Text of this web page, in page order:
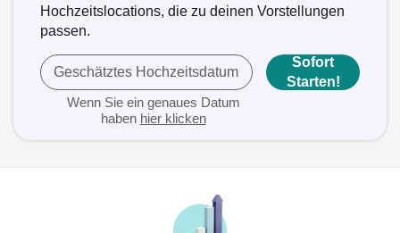
Hochzeitslocations, die zu deinen Vorstellungen
passen.
Geschätztes Hochzeitsdatum
Wenn Sie ein genaues Datum
haben hier klicken
Sofort
Starten!